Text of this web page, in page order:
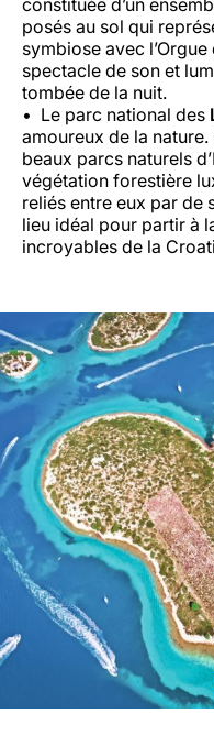
posés au sol qui
symbiose avec
spectacle de son et
tombée de la nuit.
Le parc national des
amoureux de la
beaux parcs naturels
végétation forestière
reliés entre eux par de
lieu idéal pour partir à
incroyables de la